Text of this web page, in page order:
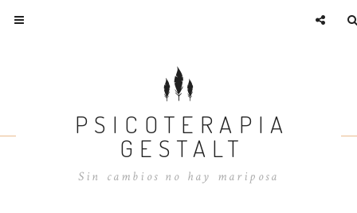
PSICOTERAPIA
GESTALT
Sin cambios no hay mariposa